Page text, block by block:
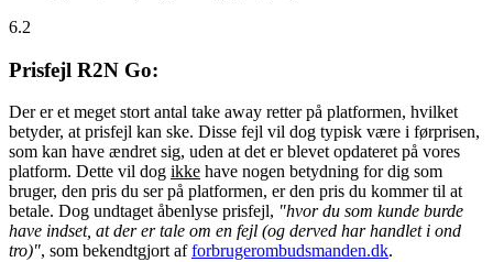
6.2
Prisfejl R2N Go:
Der er et meget stort antal take away retter på platformen, hvilket
betyder, at prisfejl kan ske. Disse fejl vil dog typisk være i førprisen,
som kan have ændret sig, uden at det er blevet opdateret på vores
platform. Dette vil dog ikke have nogen betydning for dig som
bruger, den pris du ser på platformen, er den pris du kommer til at
betale. Dog undtaget åbenlyse prisfejl, "hvor du som kunde burde
have indset, at der er tale om en fejl (og derved har handlet i ond
tro)", som bekendtgjort afforbrugerombudsmanden.dk.